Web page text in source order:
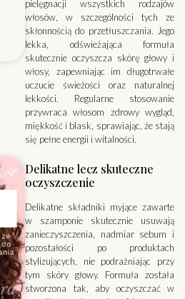
pielęgnacji wszystkich rodzajów
włosów, w szczególności tych ze
skłonnością do przetłuszczania. Jego
lekka, odświeżająca formuła
skutecznie oczyszcza skórę głowy i
włosy, zapewniając im długotrwałe
uczucie świeżości oraz naturalnej
lekkości. Regularne stosowanie
przywraca włosom zdrowy wygląd,
miękkość i blask, sprawiając, że stają
się pełne energii i witalności.
Delikatne lecz skuteczne
oczyszczenie
Delikatne składniki myjące zawarte
w szamponie skutecznie usuwają
zanieczyszczenia, nadmiar sebum i
pozostałości po produktach
stylizujących, nie podrażniając przy
tym skóry głowy. Formuła została
stworzona tak, aby oczyszczać w